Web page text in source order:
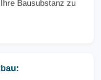
Bausubstanz zu